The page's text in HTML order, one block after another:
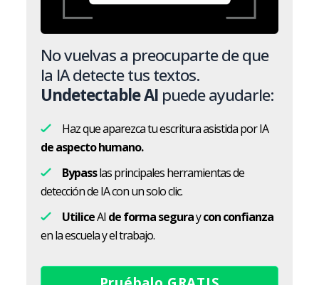
No vuelvas a preocuparte de que
la IA detecte tus textos.
Undetectable AI puede ayudarle:
Haz que aparezca tu escritura asistida por IA
de aspecto humano.
Bypasslas principales herramientas de
detección de IA con un solo clic.
UtiliceAI de forma seguraycon confianza
en la escuela y el trabajo.